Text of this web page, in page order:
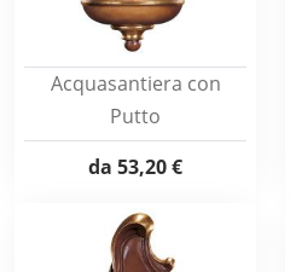
Acquasantiera con
Putto
da 53,20 €